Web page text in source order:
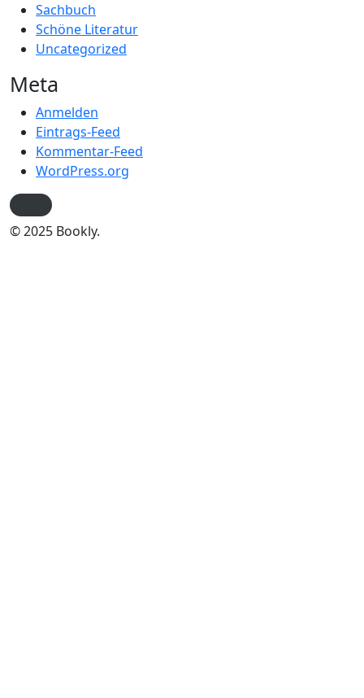
Sachbuch
Schöne Literatur
Uncategorized
Meta
Anmelden
Eintrags-Feed
Kommentar-Feed
WordPress.org
© 2025 Bookly.